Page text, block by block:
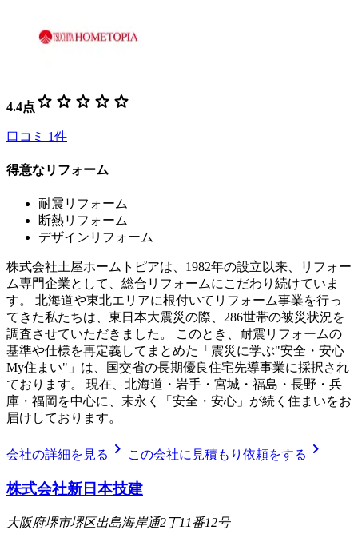
4.4点 star star star star star
口コミ 1件
得意なリフォーム
耐震リフォーム
断熱リフォーム
デザインリフォーム
株式会社土屋ホームトピアは、1982年の設立以来、リフォー
ム専門企業として、総合リフォームにこだわり続けていま
す。 北海道や東北エリアに根付いてリフォーム事業を行っ
てきた私たちは、東日本大震災の際、286世帯の被災状況を
調査させていただきました。 このとき、耐震リフォームの
基準や仕様を再定義してまとめた「震災に学ぶ"安全・安心
My住まい"」は、国交省の長期優良住宅先導事業に採択され
ております。 現在、北海道・岩手・宮城・福島・長野・兵
庫・福岡を中心に、末永く「安全・安心」が続く住まいをお
届けしております。
会社の詳細を見る chevron_right この会社に見積もり依頼をする chevron_right
株式会社新日本技建
大阪府堺市堺区出島海岸通2丁11番12号